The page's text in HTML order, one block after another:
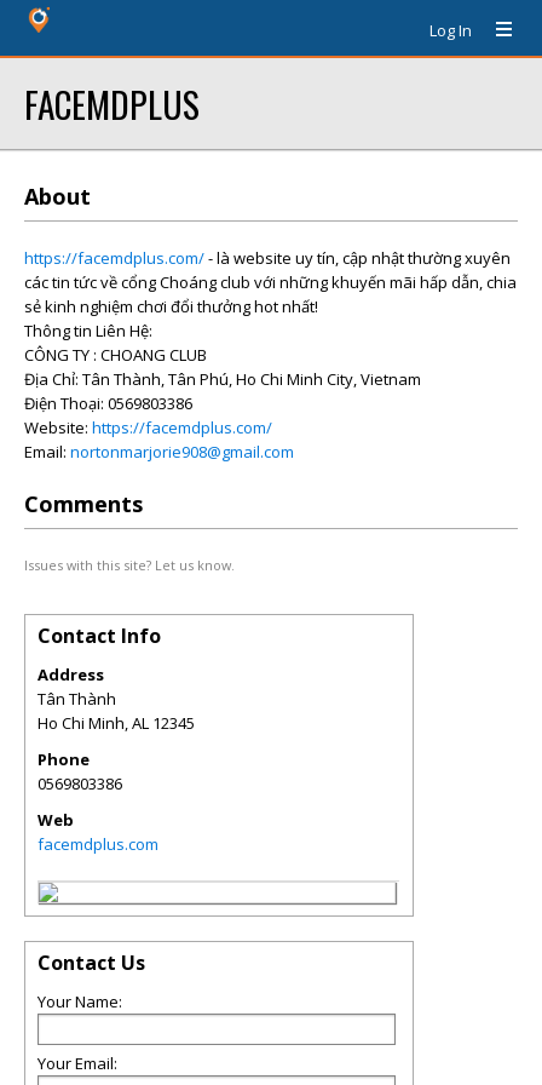
Log In
FACEMDPLUS
About
https://facemdplus.com/- là website uy tín, cập nhật thường xuyên
các tin tức về cổng Choáng club với những khuyến mãi hấp dẫn, chia
sẻ kinh nghiệm chơi đổi thưởng hot nhất!
Thông tin Liên Hệ:
CÔNG TY : CHOANG CLUB
Địa Chỉ: Tân Thành, Tân Phú, Ho Chi Minh City, Vietnam
Điện Thoại: 0569803386
Website: https://facemdplus.com/
Email: nortonmarjorie908@gmail.com
Comments
Issues with this site? Let us know.
Contact Info
Address
Tân Thành
Ho Chi Minh,AL 12345
Phone
0569803386
Web
facemdplus.com
Contact Us
Your Name:
Your Email: